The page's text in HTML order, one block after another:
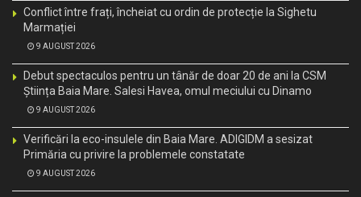
Conflict între frați, încheiat cu ordin de protecție la Sighetu
Marmației
9 AUGUST 2026
Debut spectaculos pentru un tânăr de doar 20 de ani la CSM
Știința Baia Mare. Salesi Havea, omul meciului cu Dinamo
9 AUGUST 2026
Verificări la eco-insulele din Baia Mare. ADIGIDM a sesizat
Primăria cu privire la problemele constatate
9 AUGUST 2026